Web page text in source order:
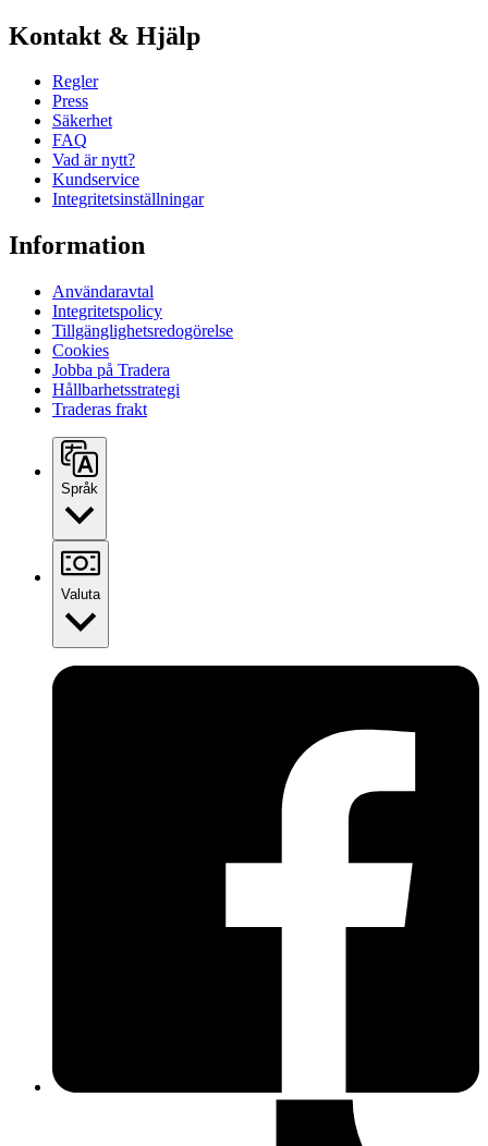
Kontakt & Hjälp
Regler
Press
Säkerhet
FAQ
Vad är nytt?
Kundservice
Integritetsinställningar
Information
Användaravtal
Integritetspolicy
Tillgänglighetsredogörelse
Cookies
Jobba på Tradera
Hållbarhetsstrategi
Traderas frakt
Språk
Valuta